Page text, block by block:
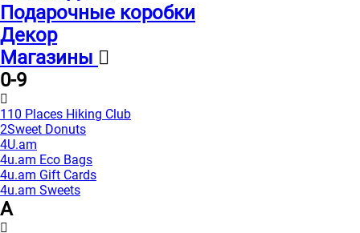
Подарочные коробки
Декор
Магазины
0-9
110 Places Hiking Club
2Sweet Donuts
4U.am
4u.am Eco Bags
4u.am Gift Cards
4u.am Sweets
A